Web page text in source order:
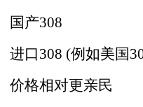
国产308
进口308 (例如美国
价格相对更亲民